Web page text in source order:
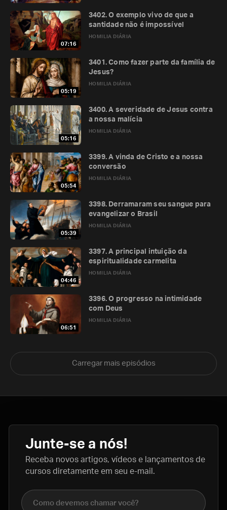
07:16
HOMILIA DIÁRIA
3402. O exemplo vivo de que a
santidade não é impossível
05:19
HOMILIA DIÁRIA
3401. Como fazer parte da família de
Jesus?
05:16
HOMILIA DIÁRIA
3400. A severidade de Jesus contra
a nossa malícia
05:54
HOMILIA DIÁRIA
3399. A vinda de Cristo e a nossa
conversão
05:39
HOMILIA DIÁRIA
3398. Derramaram seu sangue para
evangelizar o Brasil
04:46
HOMILIA DIÁRIA
3397. A principal intuição da
espiritualidade carmelita
06:51
HOMILIA DIÁRIA
3396. O progresso na intimidade
com Deus
Carregar mais episódios
Junte-se a nós!
Receba novos artigos, vídeos e lançamentos de
cursos diretamente em seu e-mail.
Nome completo